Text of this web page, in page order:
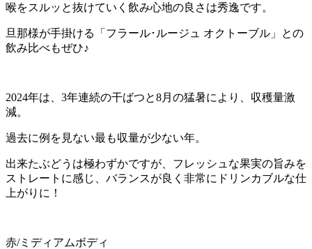
喉をスルッと抜けていく飲み心地の良さは秀逸です。
旦那様が手掛ける「フラール･ルージュ オクトーブル」との
飲み比べもぜひ♪
2024年は、3年連続の干ばつと8月の猛暑により、収穫量激
減。
過去に例を見ない最も収量が少ない年。
出来たぶどうは極わずかですが、フレッシュな果実の旨みを
ストレートに感じ、バランスが良く非常にドリンカブルな仕
上がりに！
赤/ミディアムボディ